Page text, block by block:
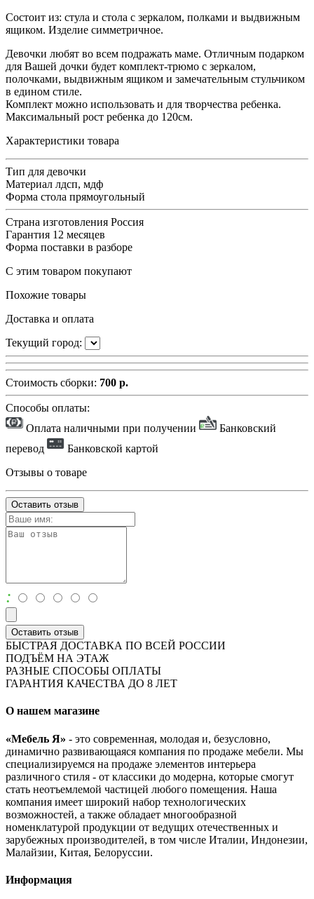
Состоит из: стула и стола с зеркалом, полками и выдвижным
ящиком. Изделие симметричное.
Девочки любят во всем подражать маме. Отличным подарком
для Вашей дочки будет комплект-трюмо с зеркалом,
полочками, выдвижным ящиком и замечательным стульчиком
в едином стиле.
Комплект можно использовать и для творчества ребенка.
Максимальный рост ребенка до 120см.
Характеристики товара
Тип для девочки
Материал лдсп, мдф
Форма стола прямоугольный
Страна изготовления Россия
Гарантия 12 месяцев
Форма поставки в разборе
С этим товаром покупают
Похожие товары
Доставка и оплата
Текущий город:
Стоимость сборки: 700 р.
Способы оплаты:
Оплата наличными при получении
Банковский
перевод
Банковской картой
Отзывы о товаре
Оставить отзыв
:
Оставить отзыв
БЫСТРАЯ ДОСТАВКА ПО ВСЕЙ РОССИИ
ПОДЪЁМ НА ЭТАЖ
РАЗНЫЕ СПОСОБЫ ОПЛАТЫ
ГАРАНТИЯ КАЧЕСТВА ДО 8 ЛЕТ
О нашем магазине
«Мебель Я» - это современная, молодая и, безусловно,
динамично развивающаяся компания по продаже мебели. Мы
специализируемся на продаже элементов интерьера
различного стиля - от классики до модерна, которые смогут
стать неотъемлемой частицей любого помещения. Наша
компания имеет широкий набор технологических
возможностей, а также обладает многообразной
номенклатурой продукции от ведущих отечественных и
зарубежных производителей, в том числе Италии, Индонезии,
Малайзии, Китая, Белоруссии.
Информация